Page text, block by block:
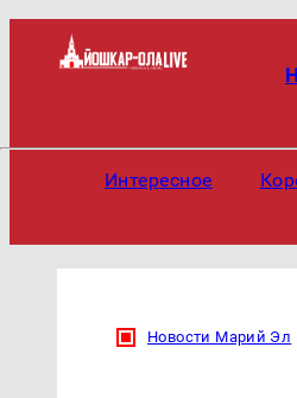
Интересное
Новости Марий Эл